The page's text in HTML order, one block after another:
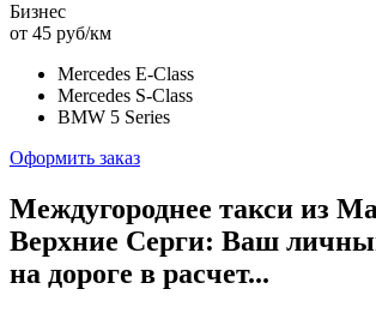
Бизнес
от 45 руб/км
Mercedes E-Class
Mercedes S-Class
BMW 5 Series
Оформить заказ
Междугороднее такси из
Верхние Серги: Ваш
на дороге в расчет...